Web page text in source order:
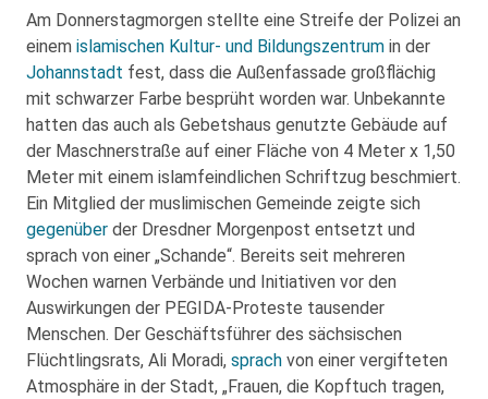
Am Donnerstagmorgen stellte eine Streife der Polizei an
einem islamischen Kultur- und Bildungszentrum in der
Johannstadt fest, dass die Außenfassade großflächig
mit schwarzer Farbe besprüht worden war. Unbekannte
hatten das auch als Gebetshaus genutzte Gebäude auf
der Maschnerstraße auf einer Fläche von 4 Meter x 1,50
Meter mit einem islamfeindlichen Schriftzug beschmiert.
Ein Mitglied der muslimischen Gemeinde zeigte sich
gegenüber der Dresdner Morgenpost entsetzt und
sprach von einer „Schande“. Bereits seit mehreren
Wochen warnen Verbände und Initiativen vor den
Auswirkungen der PEGIDA-Proteste tausender
Menschen. Der Geschäftsführer des sächsischen
Flüchtlingsrats, Ali Moradi, sprach von einer vergifteten
Atmosphäre in der Stadt, „Frauen, die Kopftuch tragen,